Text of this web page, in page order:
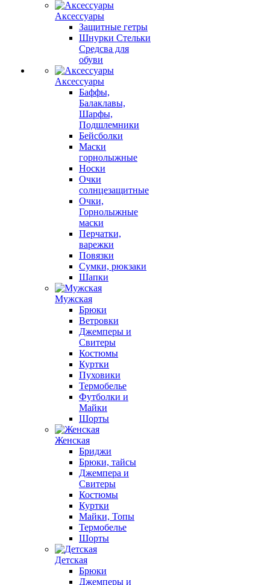
Аксессуары
Защитные гетры
Шнурки Стельки
Средсва для
обуви
Аксессуары
Баффы,
Балаклавы,
Шарфы,
Подшлемники
Бейсболки
Маски
горнолыжные
Носки
Очки
солнцезащитные
Очки,
Горнолыжные
маски
Перчатки,
варежки
Повязки
Сумки, рюкзаки
Шапки
Мужская
Брюки
Ветровки
Джемперы и
Свитеры
Костюмы
Куртки
Пуховики
Термобелье
Футболки и
Майки
Шорты
Женская
Бриджи
Брюки, тайсы
Джемпера и
Свитеры
Костюмы
Куртки
Майки, Топы
Термобелье
Шорты
Детская
Брюки
Джемперы и